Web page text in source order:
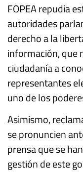
FOPEA repudia
autoridades
derecho a la
información, que
ciudadanía a
representantes
uno de los
Asimismo,
se pronuncien
prensa que se
gestión de este